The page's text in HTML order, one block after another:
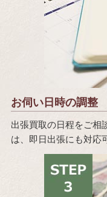
お伺い日時の調整
出張買取の日程をご相
は、即日出張にも対応